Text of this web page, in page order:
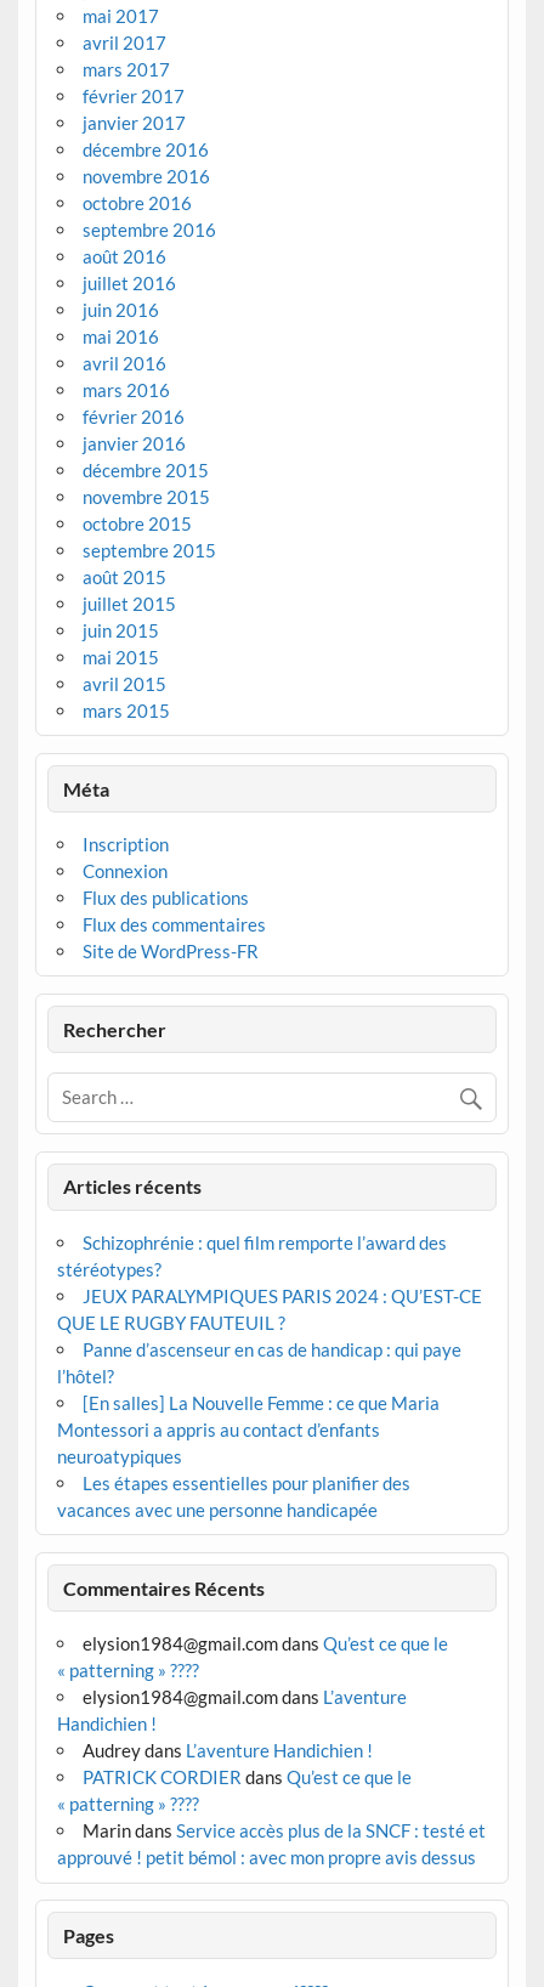
mai 2017
avril 2017
mars 2017
février 2017
janvier 2017
décembre 2016
novembre 2016
octobre 2016
septembre 2016
août 2016
juillet 2016
juin 2016
mai 2016
avril 2016
mars 2016
février 2016
janvier 2016
décembre 2015
novembre 2015
octobre 2015
septembre 2015
août 2015
juillet 2015
juin 2015
mai 2015
avril 2015
mars 2015
Méta
Inscription
Connexion
Flux des publications
Flux des commentaires
Site de WordPress-FR
Rechercher
Articles récents
Schizophrénie : quel film remporte l’award des
stéréotypes?
JEUX PARALYMPIQUES PARIS 2024 : QU’EST-CE
QUE LE RUGBY FAUTEUIL ?
Panne d’ascenseur en cas de handicap : qui paye
l’hôtel?
[En salles] La Nouvelle Femme : ce que Maria
Montessori a appris au contact d’enfants
neuroatypiques
Les étapes essentielles pour planifier des
vacances avec une personne handicapée
Commentaires Récents
elysion1984@gmail.comdans Qu’est ce que le
« patterning » ????
elysion1984@gmail.comdans L’aventure
Handichien !
Audreydans L’aventure Handichien !
PATRICK CORDIER dans Qu’est ce que le
« patterning » ????
Marindans Service accès plus de la SNCF : testé et
approuvé ! petit bémol : avec mon propre avis dessus
Pages